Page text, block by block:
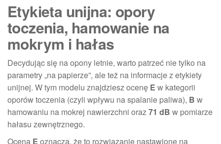
Etykieta unijna: opory
toczenia, hamowanie na
mokrym i hałas
Decydując się na opony letnie, warto patrzeć nie tylko na
parametry „na papierze”, ale też na informacje z etykiety
unijnej. W tym modelu znajdziesz ocenę E w kategorii
oporów toczenia (czyli wpływu na spalanie paliwa), B w
hamowaniu na mokrej nawierzchni oraz71 dB w pomiarze
hałasu zewnętrznego.
Ocena E oznacza, że to rozwiązanie nastawione na